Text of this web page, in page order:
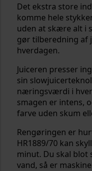
Det ekstra store
komme hele
uden at skære alt i
gør tilberedning af
hverdagen.
Juiceren presser
sin
næringsværdi i
smagen er intens,
farve uden skum
Rengøringen er
HR1889/70 kan
minut. Du skal blot
vand, så er